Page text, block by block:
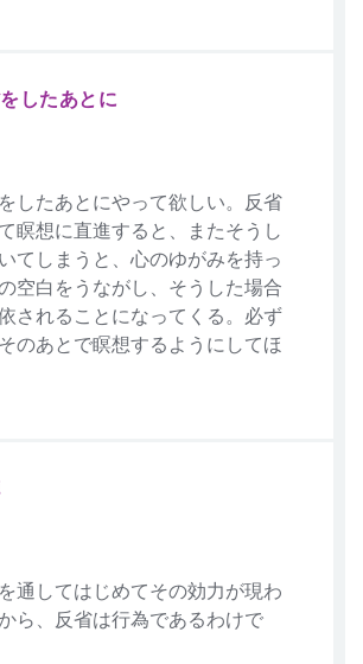
したあとに
したあとにやって欲しい。反省
瞑想に直進すると、またそうし
てしまうと、心のゆがみを持っ
空白をうながし、そうした場合
されることになってくる。必ず
のあとで瞑想するようにしてほ
通してはじめてその効力が現わ
ら、反省は行為であるわけで